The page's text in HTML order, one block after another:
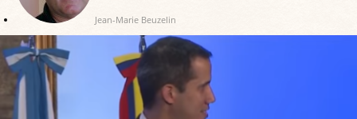
Jean-Marie Beuzelin